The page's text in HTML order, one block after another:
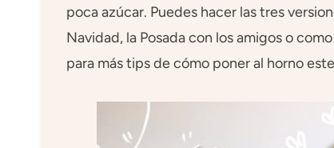
poca azúcar. Puedes hacer las tres
Navidad, la Posada con los amigos o
para más tips de cómo poner al horno